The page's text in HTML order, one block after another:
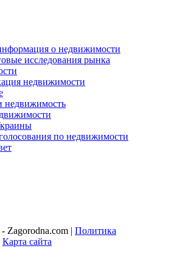
о недвижимости
исследования рынка
недвижимости
недвижимость
по недвижимости
Zagorodna.com
Политика
Карта сайта